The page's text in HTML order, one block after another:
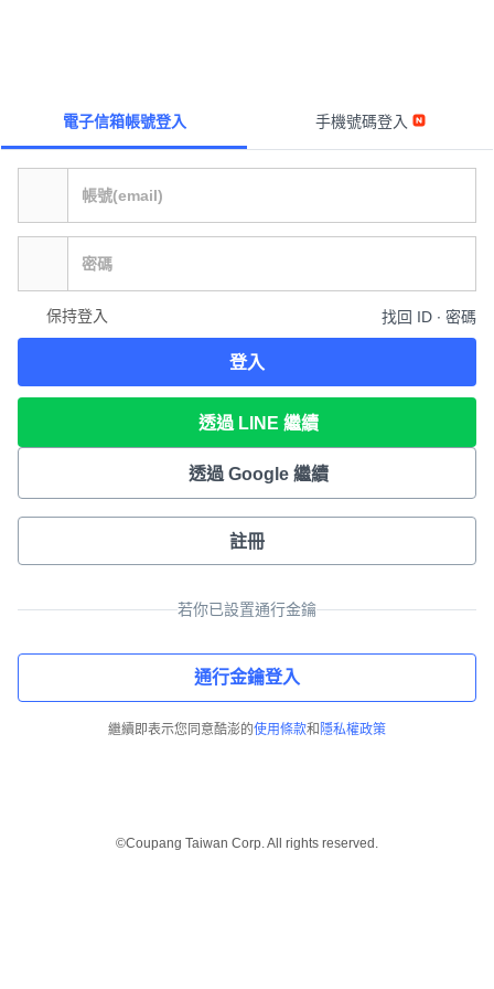
電子信箱帳號登入 手機號碼登入
保持登入 找回 ID ∙ 密碼
登入
透過 LINE 繼續
透過 Google 繼續
註冊
若你已設置通行金鑰
通行金鑰登入
繼續即表示您同意酷澎的使用條款和 隱私權政策
©Coupang Taiwan Corp. All rights reserved.